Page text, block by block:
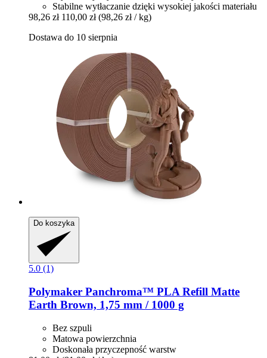
Stabilne wytłaczanie dzięki wysokiej jakości materiału
98,26 zł 110,00 zł (98,26 zł / kg)
Dostawa do 10 sierpnia
Do koszyka
5.0 (1)
Polymaker Panchroma™ PLA Refill Matte
Earth Brown, 1,75 mm / 1000 g
Bez szpuli
Matowa powierzchnia
Doskonała przyczepność warstw